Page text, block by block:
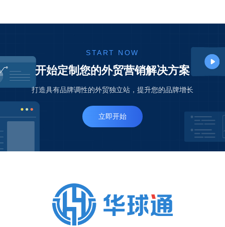
START NOW
开始定制您的外贸营销解决方案
打造具有品牌调性的外贸独立站，提升您的品牌增长
立即开始